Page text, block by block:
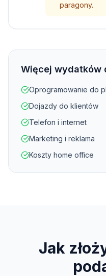
paragony.
Więcej wydatków
Oprogramowanie do
Dojazdy do klientów
Telefon i internet
Marketing i reklama
Koszty home office
Jak